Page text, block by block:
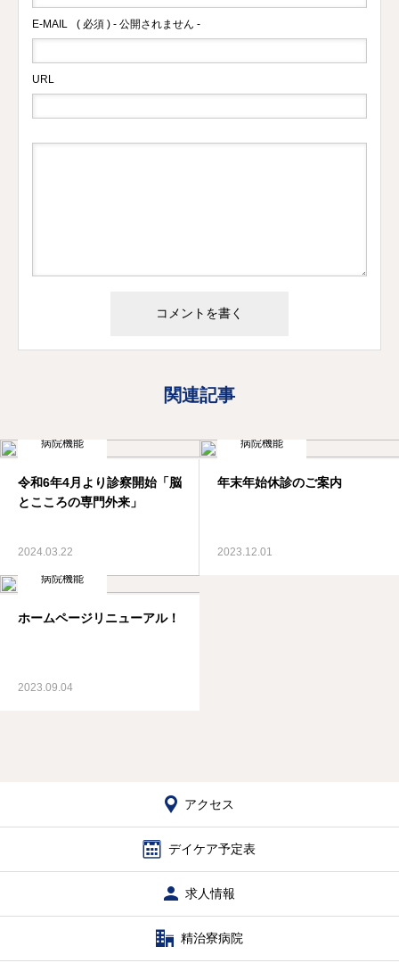
E-MAIL ( 必須 ) - 公開されません -
URL
関連記事
病院機能
令和6年4月より診察開始「脳
とこころの専門外来」
2024.03.22
病院機能
年末年始休診のご案内
2023.12.01
病院機能
ホームページリニューアル！
2023.09.04
アクセス
デイケア予定表
求人情報
精治寮病院